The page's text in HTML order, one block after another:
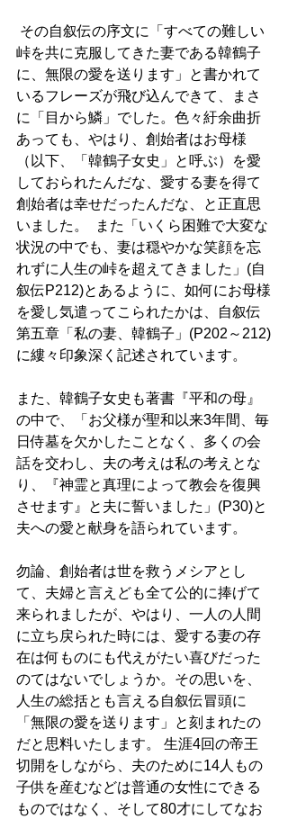
峠を共に克服してきた妻である韓鶴子
に、無限の愛を送ります」と書かれて
いるフレーズが飛び込んできて、まさ
に「目から鱗」でした。色々紆余曲折
あっても、やはり、創始者はお母様
（以下、「韓鶴子女史」と呼ぶ）を愛
しておられたんだな、愛する妻を得て
創始者は幸せだったんだな、と正直思
いました。  また「いくら困難で大変な
状況の中でも、妻は穏やかな笑顔を忘
れずに人生の峠を超えてきました」(自
叙伝P212)とあるように、如何にお母様
を愛し気遣ってこられたかは、自叙伝
第五章「私の妻、韓鶴子」(P202～212)
に縷々印象深く記述されています。
また、韓鶴子女史も著書『平和の母』
の中で、「お父様が聖和以来3年間、毎
日侍墓を欠かしたことなく、多くの会
話を交わし、夫の考えは私の考えとな
り、『神霊と真理によって教会を復興
させます』と夫に誓いました」(P30)と
夫への愛と献身を語られています。
勿論、創始者は世を救うメシアとし
て、夫婦と言えども全て公的に捧げて
来られましたが、やはり、一人の人間
に立ち戻られた時には、愛する妻の存
在は何ものにも代えがたい喜びだった
のてはないでしょうか。その思いを、
人生の総括とも言える自叙伝冒頭に
「無限の愛を送ります」と刻まれたの
だと思料いたします。 生涯4回の帝王
切開をしながら、夫のために14人もの
子供を産むなどは普通の女性にできる
ものではなく、そして80才にしてなお